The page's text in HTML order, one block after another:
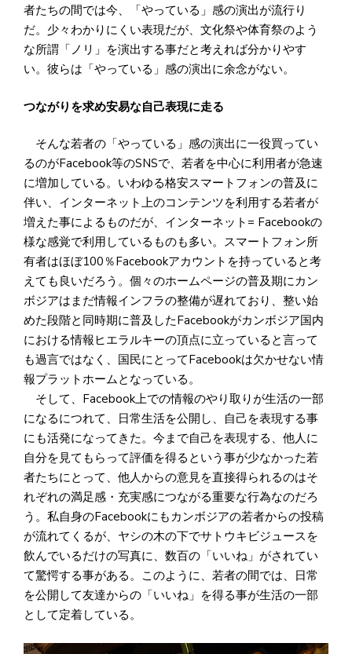
者たちの間では今、「やっている」感の演出が流行り
だ。少々わかりにくい表現だが、文化祭や体育祭のよう
な所謂「ノリ」を演出する事だと考えれば分かりやす
い。彼らは「やっている」感の演出に余念がない。
つながりを求め安易な自己表現に走る
そんな若者の「やっている」感の演出に一役買ってい
るのがFacebook等のSNSで、若者を中心に利用者が急速
に増加している。いわゆる格安スマートフォンの普及に
伴い、インターネット上のコンテンツを利用する若者が
増えた事によるものだが、インターネット= Facebookの
様な感覚で利用しているものも多い。スマートフォン所
有者はほぼ100％Facebookアカウントを持っていると考
えても良いだろう。個々のホームページの普及期にカン
ボジアはまだ情報インフラの整備が遅れており、整い始
めた段階と同時期に普及したFacebookがカンボジア国内
における情報ヒエラルキーの頂点に立っていると言って
も過言ではなく、国民にとってFacebookは欠かせない情
報プラットホームとなっている。
そして、Facebook上での情報のやり取りが生活の一部
になるにつれて、日常生活を公開し、自己を表現する事
にも活発になってきた。今まで自己を表現する、他人に
自分を見てもらって評価を得るという事が少なかった若
者たちにとって、他人からの意見を直接得られるのはそ
れぞれの満足感・充実感につながる重要な行為なのだろ
う。私自身のFacebookにもカンボジアの若者からの投稿
が流れてくるが、ヤシの木の下でサトウキビジュースを
飲んでいるだけの写真に、数百の「いいね」がされてい
て驚愕する事がある。このように、若者の間では、日常
を公開して友達からの「いいね」を得る事が生活の一部
として定着している。